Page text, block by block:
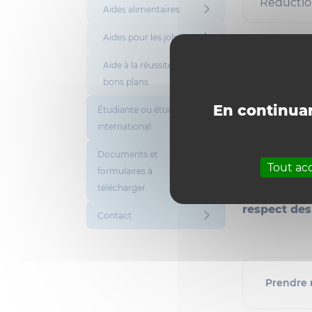
En
Tout
Aides alimentaires
Aides pour les jobistes
Aide à la réussite et
bons plans
Étudiante ou étudiant
international
Documents et
formulaires à
télécharger
Contact
sociale
tous les
respect
Prendre